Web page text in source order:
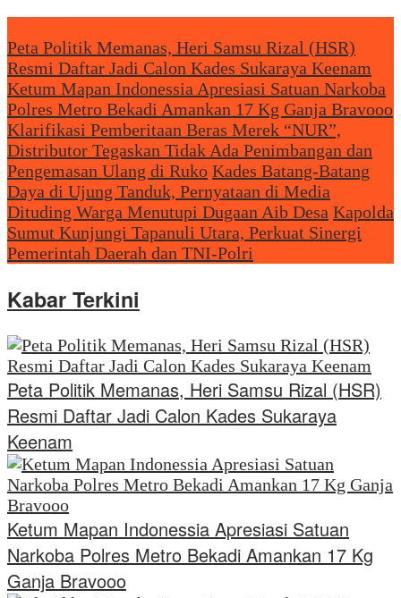
Peta Politik Memanas, Heri Samsu Rizal (HSR)
Resmi Daftar Jadi Calon Kades Sukaraya Keenam
Ketum Mapan Indonessia Apresiasi Satuan Narkoba
Polres Metro Bekadi Amankan 17 Kg Ganja Bravooo
Klarifikasi Pemberitaan Beras Merek “NUR”,
Distributor Tegaskan Tidak Ada Penimbangan dan
Pengemasan Ulang di Ruko Kades Batang-Batang
Daya di Ujung Tanduk, Pernyataan di Media
Dituding Warga Menutupi Dugaan Aib Desa Kapolda
Sumut Kunjungi Tapanuli Utara, Perkuat Sinergi
Pemerintah Daerah dan TNI-Polri
Kabar Terkini
Peta Politik Memanas, Heri Samsu Rizal (HSR)
Resmi Daftar Jadi Calon Kades Sukaraya
Keenam
Ketum Mapan Indonessia Apresiasi Satuan
Narkoba Polres Metro Bekadi Amankan 17 Kg
Ganja Bravooo